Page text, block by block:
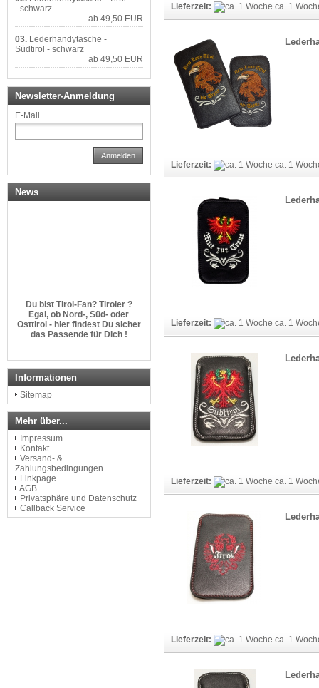
Lieferzeit: ca. 1
Lieferzeit: ca. 1
Lieferzeit: ca. 1
Lieferzeit: ca. 1
Lieferzeit: ca. 1
- schwarz
ab 49,50 EUR
03. Lederhandytasche -
Südtirol - schwarz
ab 49,50 EUR
Newsletter-Anmeldung
E-Mail
Anmelden
News
Du bist Tirol-Fan? Tiroler ?
Egal, ob Nord-, Süd- oder
Osttirol - hier findest Du sicher
das Passende für Dich !
http://www.dem-land-tirol-die-
treue.com
Informationen
Sitemap
Mehr über...
Impressum
Kontakt
Versand- &
Zahlungsbedingungen
Linkpage
AGB
Privatsphäre und Datenschutz
Callback Service